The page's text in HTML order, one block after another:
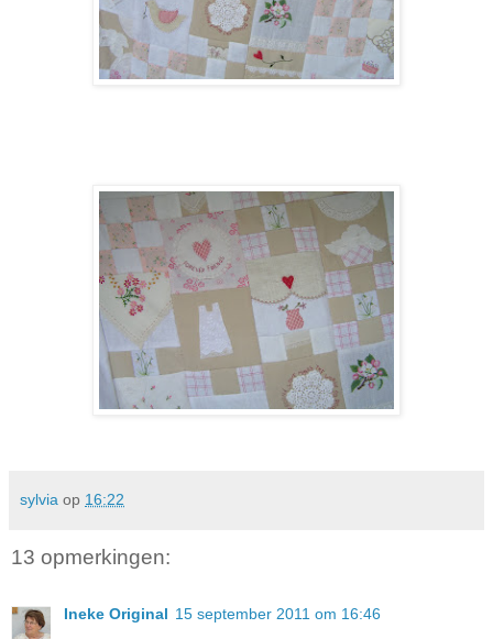
sylvia op 16:22
13 opmerkingen:
Ineke Original 15 september 2011 om 16:46